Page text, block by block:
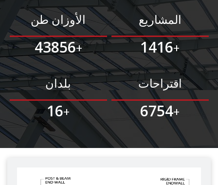
الأوزان طن
43856+
المشاريع
1416+
بلدان
16+
اقتراحات
6754+